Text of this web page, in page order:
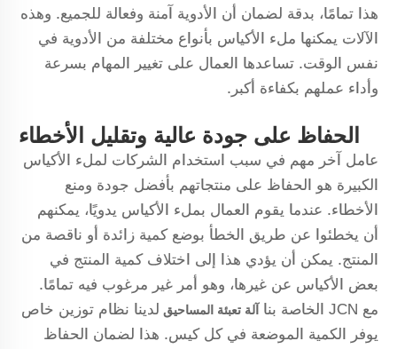
هذا تمامًا، بدقة لضمان أن الأدوية آمنة وفعالة للجميع. وهذه
الآلات يمكنها ملء الأكياس بأنواع مختلفة من الأدوية في
نفس الوقت. تساعدها العمال على تغيير المهام بسرعة
وأداء عملهم بكفاءة أكبر.
الحفاظ على جودة عالية وتقليل الأخطاء
عامل آخر مهم في سبب استخدام الشركات لملء الأكياس
الكبيرة هو الحفاظ على منتجاتهم بأفضل جودة ومنع
الأخطاء. عندما يقوم العمال بملء الأكياس يدويًا، يمكنهم
أن يخطئوا عن طريق الخطأ بوضع كمية زائدة أو ناقصة من
المنتج. يمكن أن يؤدي هذا إلى اختلاف كمية المنتج في
بعض الأكياس عن غيرها، وهو أمر غير مرغوب فيه تمامًا.
مع JCN الخاصة بنا
آلة تعبئة المساحيق لدينا نظام توزين خاص
يوفر الكمية الموضعة في كل كيس. هذا لضمان الحفاظ